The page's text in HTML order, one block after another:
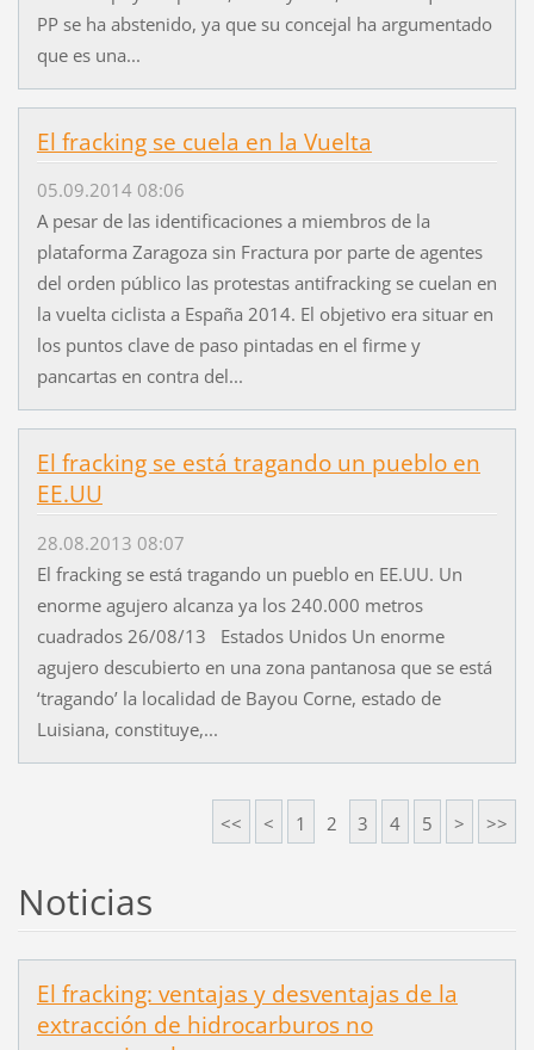
PP se ha abstenido, ya que su concejal ha argumentado
que es una...
El fracking se cuela en la Vuelta
05.09.2014 08:06
A pesar de las identificaciones a miembros de la
plataforma Zaragoza sin Fractura por parte de agentes
del orden público las protestas antifracking se cuelan en
la vuelta ciclista a España 2014. El objetivo era situar en
los puntos clave de paso pintadas en el firme y
pancartas en contra del...
El fracking se está tragando un pueblo en
EE.UU
28.08.2013 08:07
El fracking se está tragando un pueblo en EE.UU. Un
enorme agujero alcanza ya los 240.000 metros
cuadrados 26/08/13 Estados Unidos Un enorme
agujero descubierto en una zona pantanosa que se está
‘tragando’ la localidad de Bayou Corne, estado de
Luisiana, constituye,...
<< < 1 2 3 4 5 > >>
Noticias
El fracking: ventajas y desventajas de la
extracción de hidrocarburos no